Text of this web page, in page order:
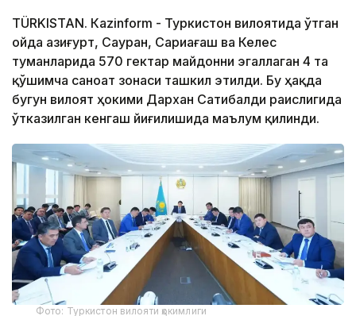
TÜRKISTAN. Кazinform - Туркистон вилоятида ўтган
ойда Қазиғурт, Сауран, Сариағаш ва Келес
туманларида 570 гектар майдонни эгаллаган 4 та
қўшимча саноат зонаси ташкил этилди. Бу ҳақда
бугун вилоят ҳокими Дархан Сатибалди раислигида
ўтказилган кенгаш йиғилишида маълум қилинди.
Фото: Туркистон вилояти ҳокимлиги